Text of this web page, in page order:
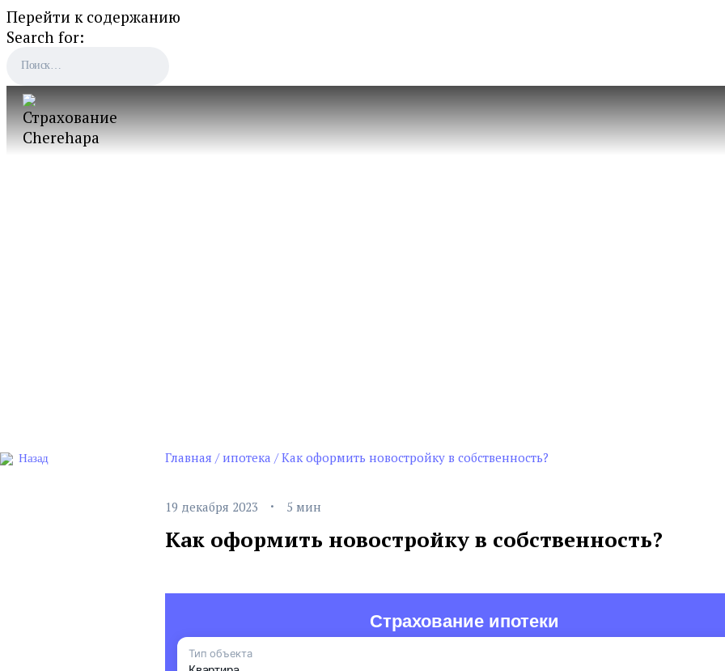
Перейти к содержанию
Search for:
Назад Главная / ипотека /Как оформить новостройку в собственность?
19 декабря 2023 · 5 мин
Как оформить новостройку в собственность?
Страхование ипотеки
Тип объекта